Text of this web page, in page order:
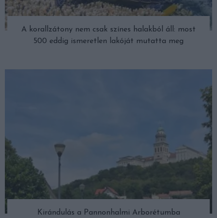
A korallzátony nem csak színes halakból áll: most
500 eddig ismeretlen lakóját mutatta meg
Kirándulás a Pannonhalmi Arborétumba